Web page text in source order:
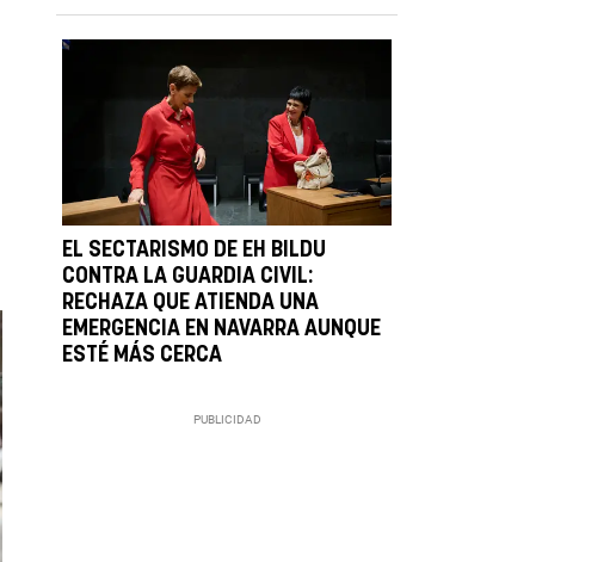
EL SECTARISMO DE EH BILDU
CONTRA LA GUARDIA CIVIL:
RECHAZA QUE ATIENDA UNA
EMERGENCIA EN NAVARRA AUNQUE
ESTÉ MÁS CERCA